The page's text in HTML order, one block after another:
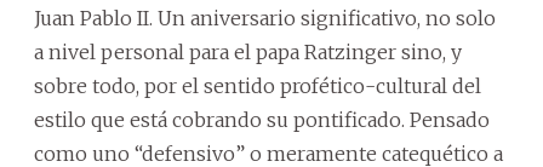
Juan Pablo II. Un aniversario significativo, no solo
a nivel personal para el papa Ratzinger sino, y
sobre todo, por el sentido profético-cultural del
estilo que está cobrando su pontificado. Pensado
como uno “defensivo” o meramente catequético a